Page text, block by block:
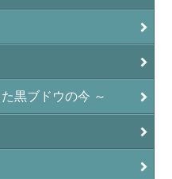
黒ブドウの今 ～